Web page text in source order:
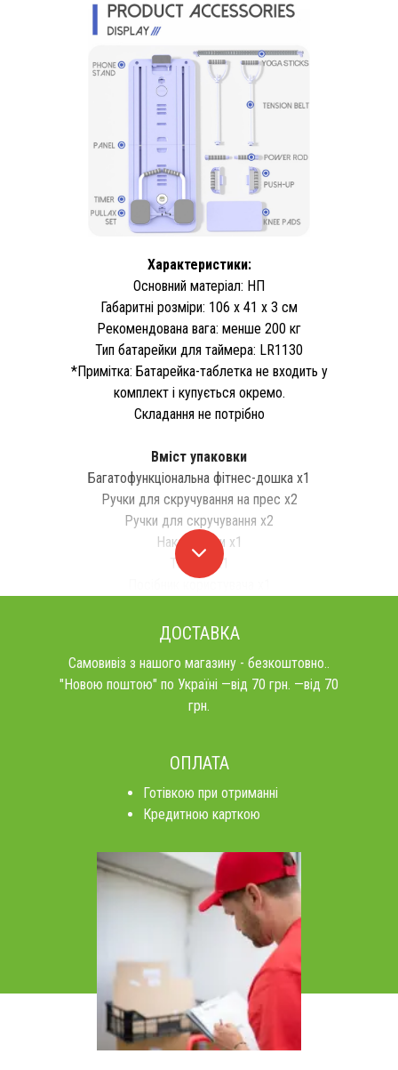
Характеристики:
Основний матеріал: НП
Габаритні розміри: 106 x 41 x 3 см
Рекомендована вага: менше 200 кг
Тип батарейки для таймера: LR1130
*Примітка: Батарейка-таблетка не входить у
комплект і купується окремо.
Складання не потрібно
Вміст упаковки
Багатофункціональна фітнес-дошка x1
Ручки для скручування на прес x2
Ручки для скручування x2
Наколінники x1
Таймер x1
ДОСТАВКА
Самовивіз з нашого магазину - безкоштовно..
"Новою поштою" по Україні —від 70 грн. —від 70
грн.
ОПЛАТА
Готівкою при отриманні
Кредитною карткою